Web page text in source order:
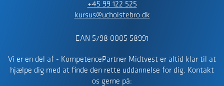
+45 99 122 525
kursus@ucholstebro.dk
EAN 5798 0005 58991
Vi er en del af - KompetencePartner Midtvest er altid klar til at
hjælpe dig med at finde den rette uddannelse for dig. Kontakt
os gerne på: